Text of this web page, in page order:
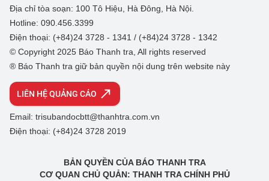
Địa chỉ tòa soạn: 100 Tô Hiệu, Hà Đông, Hà Nội.
Hotline: 090.456.3399
Điện thoại: (+84)24 3728 - 1341 / (+84)24 3728 - 1342
© Copyright 2025 Báo Thanh tra, All rights reserved
® Báo Thanh tra giữ bản quyền nội dung trên website này
LIÊN HỆ QUẢNG CÁO
Email: trisubandocbtt@thanhtra.com.vn
Điện thoại: (+84)24 3728 2019
BẢN QUYỀN CỦA BÁO THANH TRA
CƠ QUAN CHỦ QUẢN: THANH TRA CHÍNH PHỦ